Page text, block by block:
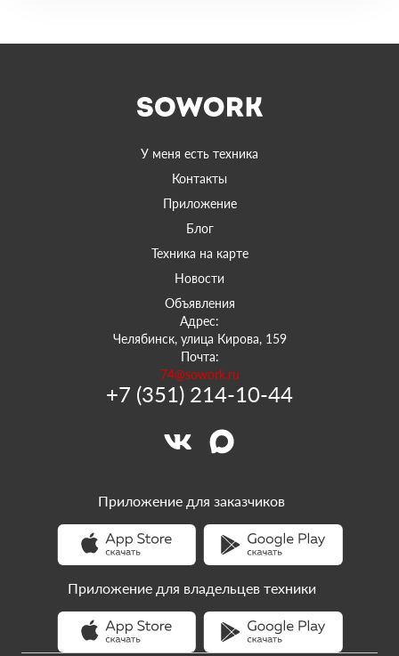
У меня есть техника
Контакты
Приложение
Блог
Техника на карте
Новости
Объявления
Адрес:
Челябинск, улица Кирова, 159
Почта:
74@sowork.ru
+7 (351) 214-10-44
Приложение для заказчиков
Приложение для владельцев техники